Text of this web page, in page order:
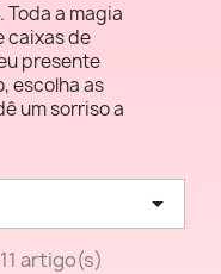
a magia
caixas de
presente
escolha as
um sorriso a

artigo(s)